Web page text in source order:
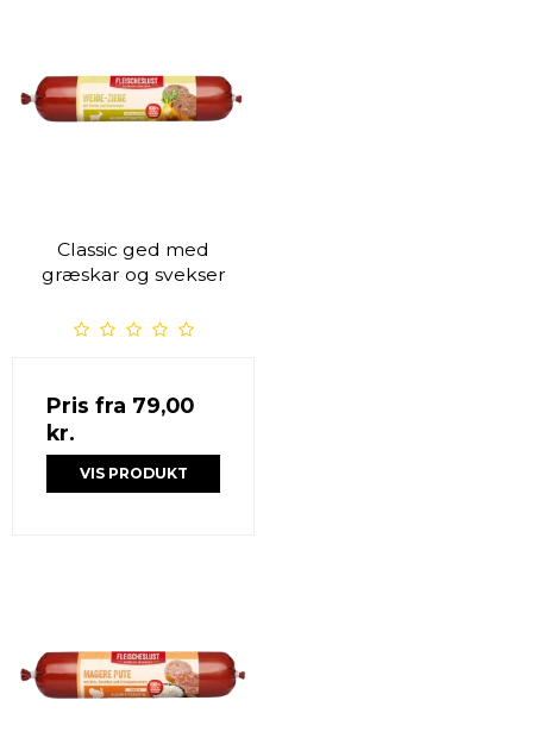
Classic ged med
græskar og svekser
Pris fra 79,00
kr.
VIS PRODUKT